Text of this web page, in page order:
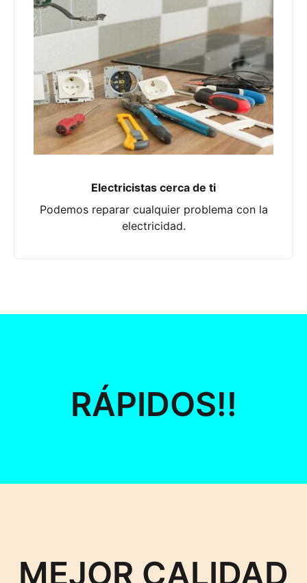
Electricistas cerca de ti
Podemos reparar cualquier problema con la
electricidad.
RÁPIDOS!!
MEJOR CALIDAD